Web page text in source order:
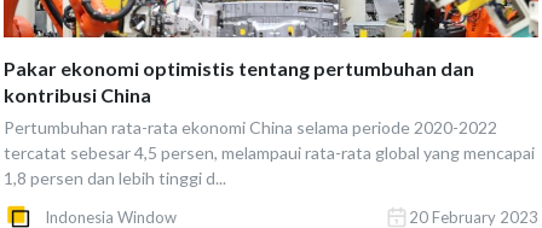
Pakar ekonomi optimistis tentang pertumbuhan dan
kontribusi China
Pertumbuhan rata-rata ekonomi China selama periode 2020-2022
tercatat sebesar 4,5 persen, melampaui rata-rata global yang mencapai
1,8 persen dan lebih tinggi d...
Indonesia Window 20 February 2023